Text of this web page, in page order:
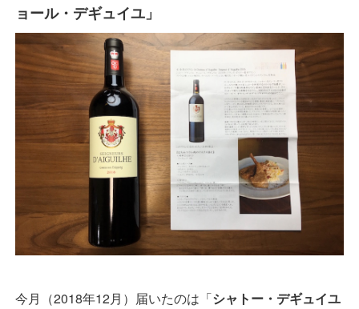
ョール・デギュイユ」
今月（2018年12月）届いたのは「シャトー・デギュイユ